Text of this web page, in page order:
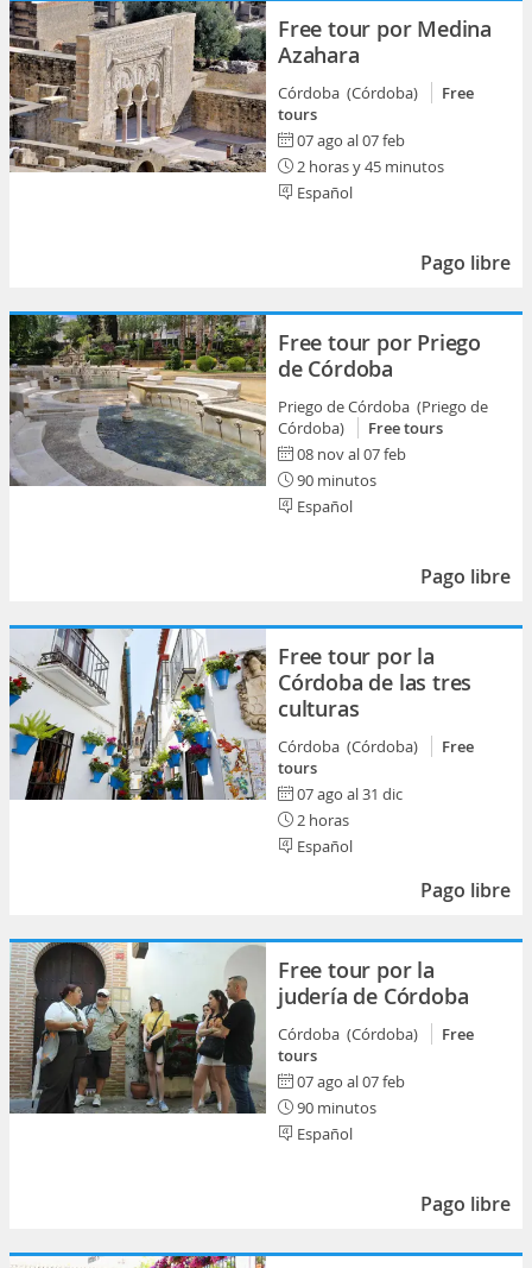
Free tour por Medina
Azahara
Córdoba (Córdoba)
Free
tours
07 ago al 07 feb
2 horas y 45 minutos
Español
Pago libre
Free tour por Priego
de Córdoba
Priego de Córdoba (Priego de
Córdoba)
Free tours
08 nov al 07 feb
90 minutos
Español
Pago libre
Free tour por la
Córdoba de las tres
culturas
Córdoba (Córdoba)
Free
tours
07 ago al 31 dic
2 horas
Español
Pago libre
Free tour por la
judería de Córdoba
Córdoba (Córdoba)
Free
tours
07 ago al 07 feb
90 minutos
Español
Pago libre